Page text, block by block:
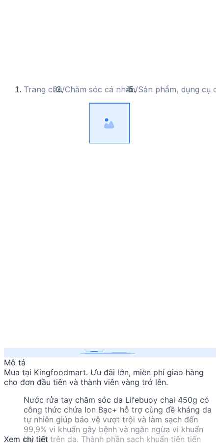
Trang chủ/Chăm sóc cá nhân/Sản phẩm, dụng cụ
Mô tả
Mua tại Kingfoodmart. Ưu đãi lớn, miễn phí giao hàng
cho đơn đầu tiên và thành viên vàng trở lên.
Nước rửa tay chăm sóc da Lifebuoy chai 450g có
công thức chứa Ion Bạc+ hỗ trợ cùng đề kháng da
tự nhiên giúp bảo vệ vượt trội và làm sạch đến
99,9% vi khuẩn gây bệnh và ngăn ngừa vi khuẩn
lay lan trên da. Thành phần sạch khuẩn tiên tiến
Xem chi tiết